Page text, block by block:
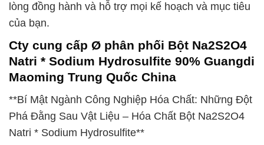
lòng đồng hành và hỗ trợ mọi kế hoạch và mục tiêu
của bạn.
Cty cung cấp Ø phân phối Bột Na2S2O4
Natri * Sodium Hydrosulfite 90% Guangdi
Maoming Trung Quốc China
**Bí Mật Ngành Công Nghiệp Hóa Chất: Những Đột
Phá Đằng Sau Vật Liệu – Hóa Chất Bột Na2S2O4
Natri * Sodium Hydrosulfite**